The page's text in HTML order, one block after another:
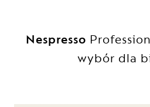
Nespresso
wybór dla